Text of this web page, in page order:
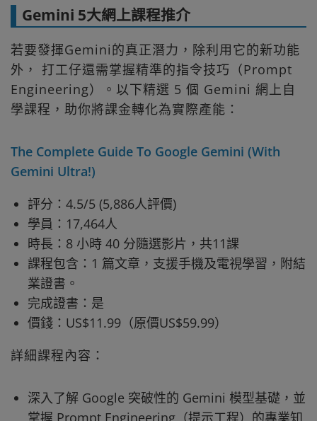
Gemini 5大網上課程推介
若要發揮Gemini的真正潛力，除利用它的新功能
外， 打工仔還需掌握精準的指令技巧（Prompt
Engineering）。以下精選 5 個 Gemini 網上自
學課程，助你將課金轉化為實際產能：
The Complete Guide To Google Gemini (With
Gemini Ultra!)
評分：4.5/5 (5,886人評價)
學員：17,464人
時長：8 小時 40 分隨選影片，共11課
課程包含：1 篇文章，支援手機及電視學習，附結
業證書。
完成證書：是
價錢：US$11.99（原價US$59.99）
詳細課程內容：
深入了解 Google 突破性的 Gemini 模型基礎，並